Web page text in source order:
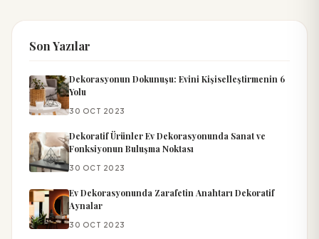
Son Yazılar
Dekorasyonun Dokunuşu: Evini Kişiselleştirmenin 6
Yolu
30 OCT 2023
Dekoratif Ürünler Ev Dekorasyonunda Sanat ve
Fonksiyonun Buluşma Noktası
30 OCT 2023
Ev Dekorasyonunda Zarafetin Anahtarı Dekoratif
Aynalar
30 OCT 2023